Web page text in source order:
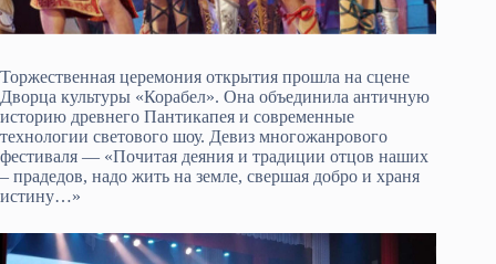
Торжественная церемония открытия прошла на сцене
Дворца культуры «Корабел». Она объединила античную
историю древнего Пантикапея и современные
технологии светового шоу. Девиз многожанрового
фестиваля — «Почитая деяния и традиции отцов наших
– прадедов, надо жить на земле, свершая добро и храня
истину…»